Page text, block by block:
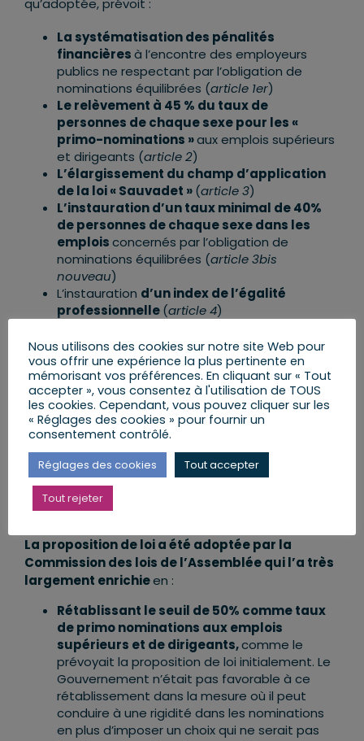
La systématisation des pénalités
financièresà l’encontre des employeurs
publics ne respectant par l’obligation de
nominations équilibrées (article 1er)
Le relèvement à 45 % du taux de
personnes de chaque sexe pour les «
primo-nominations »aux emplois supérieurs
et dirigeants (article 2)
L’élargissement du champ d’application
de la loi « Sauvadet »(article 3)
L’instauration d’un taux minimal de 40%
de personnes de chaque sexe dans les
emploisconcernés par l’obligation de
nominations équilibrées (article 3bis
nouveau)
L’instauration d’un index de l’égalité
professionnelle(article 4)
10 plus hautes rémunérations(article 5
nouveau)
La proposition de loi a été adoptée par la
Commission des lois de l’Assemblée qui l’a très
largement enrichieen :
Rétablissant le seuil de 50% comme taux
de primo nominations aux emplois
supérieurs et de dirigeants,comme le
prévoyait la proposition de loi initialement. Le
Gouvernement n’était pas favorable à ce
rétablissement dans la mesure où il peut
conduire à une rigidité dans les nominations
en plus d’imposer un choix qui ne serait pas
Nous utilisons des cookies sur notre site Web pour
vous offrir une expérience la plus pertinente en
mémorisant vos préférences. En cliquant sur « Tout
accepter », vous consentez à l'utilisation de TOUS
les cookies. Cependant, vous pouvez cliquer sur les
« Réglages des cookies » pour fournir un
consentement contrôlé.
Réglages des cookies Tout accepter
Tout rejeter